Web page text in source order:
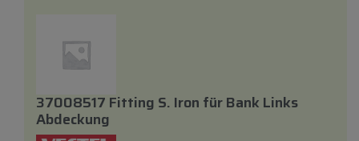
37008517 Fitting S. Iron fürBank Links
Abdeckung